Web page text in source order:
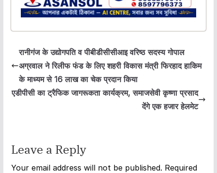
रानीगंज के उद्योगपति व पीबीडीसीसीआइ वरिष्ठ सदस्य गोपाल
अग्रवाल ने रिलीफ फंड के लिए शहरी विकास मंत्री फिरहाद हाकिम
के माध्यम से 16 लाख का चेक प्रदान किया
एडीपीसी का ट्रैफिक जागरूकता कार्यक्रम, समाजसेवी कृष्णा प्रसाद
देंगे एक हजार हेलमेट
Leave a Reply
Your email address will not be published. Required